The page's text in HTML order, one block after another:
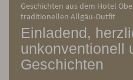
Geschichten aus dem Hotel
traditionellen Allgäu-Outfit
Einladend,
unkonventionell
Geschichten